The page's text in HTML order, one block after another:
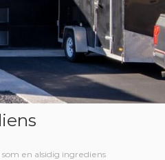
en alsidig ingrediens